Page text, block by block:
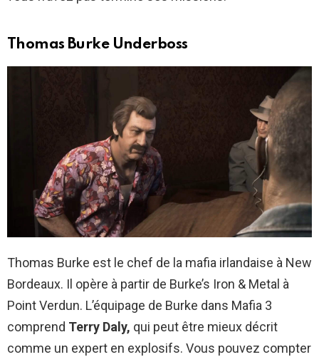
Thomas Burke Underboss
Thomas Burke est le chef de la mafia irlandaise à New
Bordeaux. Il opère à partir de Burke’s Iron & Metal à
Point Verdun. L’équipage de Burke dans Mafia 3
comprend Terry Daly, qui peut être mieux décrit
comme un expert en explosifs. Vous pouvez compter